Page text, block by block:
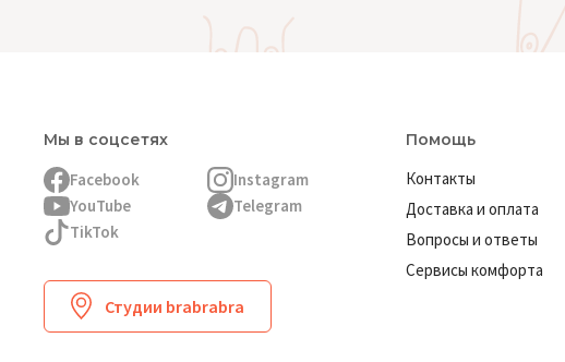
Мы в соцсетях
Facebook
Instagram
YouTube
Telegram
TikTok
Студии brabrabra
Помощь
Контакты
Доставка и оплата
Вопросы и ответы
Сервисы комфорта